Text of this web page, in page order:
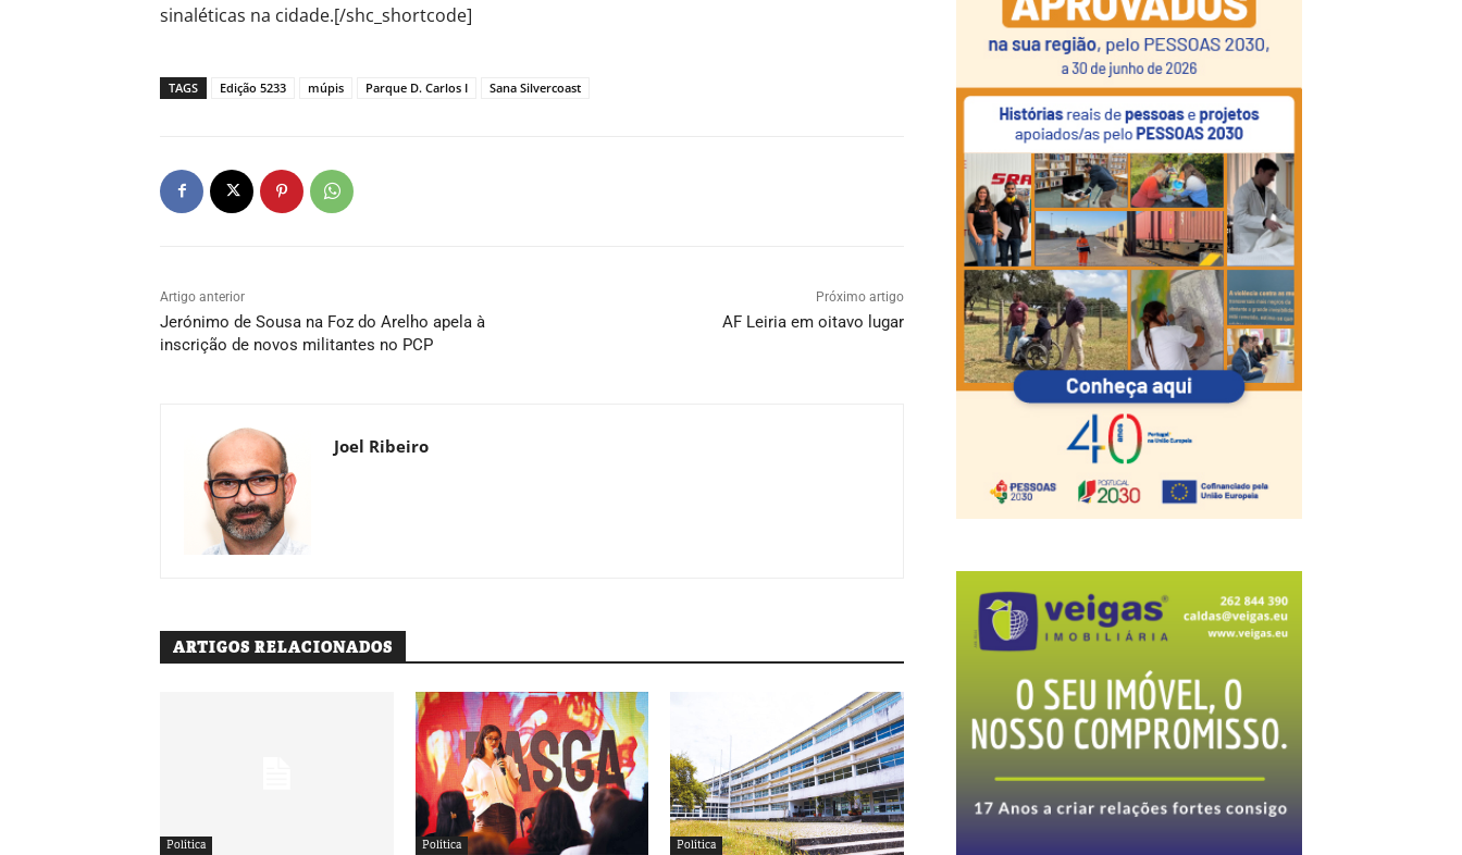
sinaléticas na cidade.[/shc_shortcode]
TAGS Edição 5233 múpis Parque D. Carlos I Sana Silvercoast
Artigo anterior
Jerónimo de Sousa na Foz do Arelho apela à
inscrição de novos militantes no PCP
Próximo artigo
AF Leiria em oitavo lugar
Joel Ribeiro
ARTIGOS RELACIONADOS
Política Política Política